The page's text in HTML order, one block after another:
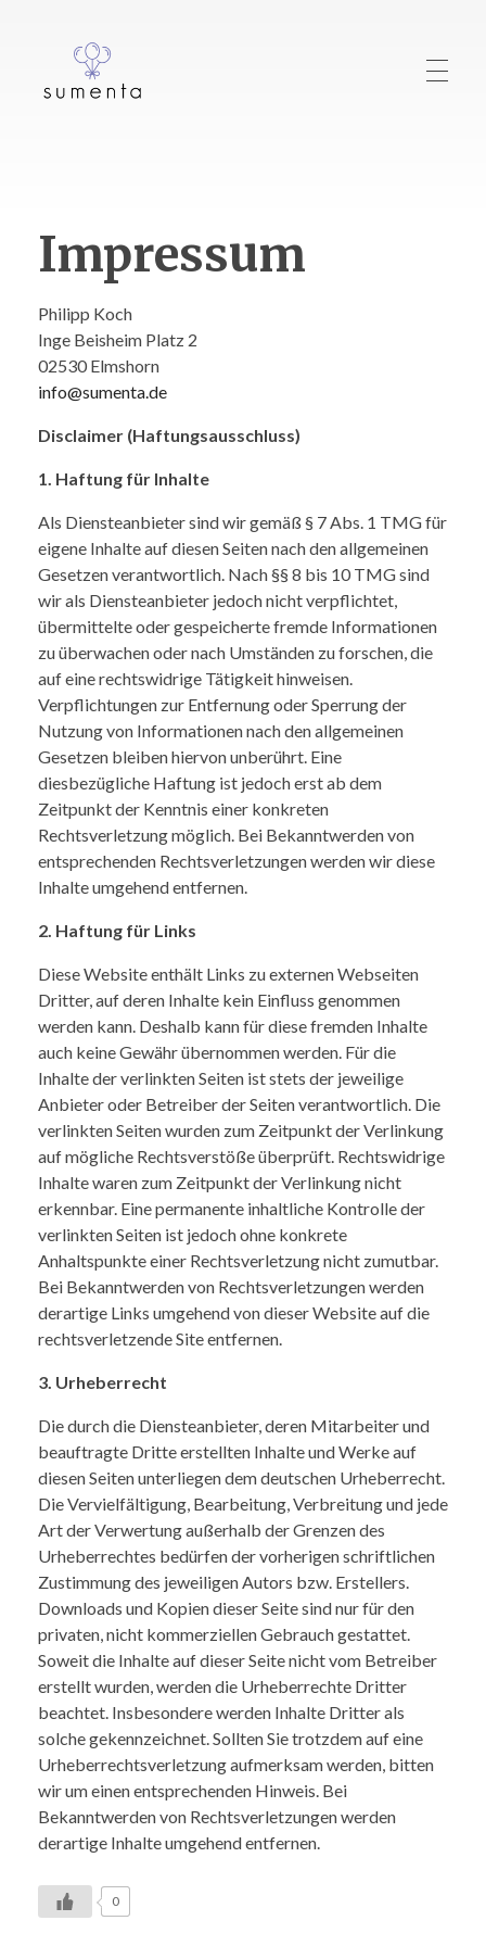
HOCHZEIT
GEBURTSTAG
PARTY
FIRMENEVENT
ESSEN
Impressum
Philipp Koch
Inge Beisheim Platz 2
02530 Elmshorn
info@sumenta.de
Disclaimer (Haftungsausschluss)
1. Haftung für Inhalte
Als Diensteanbieter sind wir gemäß § 7 Abs. 1 TMG für
eigene Inhalte auf diesen Seiten nach den allgemeinen
Gesetzen verantwortlich. Nach §§ 8 bis 10 TMG sind
wir als Diensteanbieter jedoch nicht verpflichtet,
übermittelte oder gespeicherte fremde Informationen
zu überwachen oder nach Umständen zu forschen, die
auf eine rechtswidrige Tätigkeit hinweisen.
Verpflichtungen zur Entfernung oder Sperrung der
Nutzung von Informationen nach den allgemeinen
Gesetzen bleiben hiervon unberührt. Eine
diesbezügliche Haftung ist jedoch erst ab dem
Zeitpunkt der Kenntnis einer konkreten
Rechtsverletzung möglich. Bei Bekanntwerden von
entsprechenden Rechtsverletzungen werden wir diese
Inhalte umgehend entfernen.
2. Haftung für Links
Diese Website enthält Links zu externen Webseiten
Dritter, auf deren Inhalte kein Einfluss genommen
werden kann. Deshalb kann für diese fremden Inhalte
auch keine Gewähr übernommen werden. Für die
Inhalte der verlinkten Seiten ist stets der jeweilige
Anbieter oder Betreiber der Seiten verantwortlich. Die
verlinkten Seiten wurden zum Zeitpunkt der Verlinkung
auf mögliche Rechtsverstöße überprüft. Rechtswidrige
Inhalte waren zum Zeitpunkt der Verlinkung nicht
erkennbar. Eine permanente inhaltliche Kontrolle der
verlinkten Seiten ist jedoch ohne konkrete
Anhaltspunkte einer Rechtsverletzung nicht zumutbar.
Bei Bekanntwerden von Rechtsverletzungen werden
derartige Links umgehend von dieser Website auf die
rechtsverletzende Site entfernen.
3. Urheberrecht
Die durch die Diensteanbieter, deren Mitarbeiter und
beauftragte Dritte erstellten Inhalte und Werke auf
diesen Seiten unterliegen dem deutschen Urheberrecht.
Die Vervielfältigung, Bearbeitung, Verbreitung und jede
Art der Verwertung außerhalb der Grenzen des
Urheberrechtes bedürfen der vorherigen schriftlichen
Zustimmung des jeweiligen Autors bzw. Erstellers.
Downloads und Kopien dieser Seite sind nur für den
privaten, nicht kommerziellen Gebrauch gestattet.
Soweit die Inhalte auf dieser Seite nicht vom Betreiber
erstellt wurden, werden die Urheberrechte Dritter
beachtet. Insbesondere werden Inhalte Dritter als
solche gekennzeichnet. Sollten Sie trotzdem auf eine
Urheberrechtsverletzung aufmerksam werden, bitten
wir um einen entsprechenden Hinweis. Bei
Bekanntwerden von Rechtsverletzungen werden
derartige Inhalte umgehend entfernen.
0